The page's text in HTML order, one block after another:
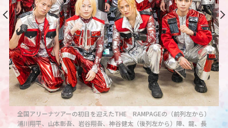
全国アリーナツアーの初日を迎えたTHE RAMPAGEの（前列左から）
浦川翔平、山本彰吾、岩谷翔吾、神谷健太（後列左から）陣、龍、長